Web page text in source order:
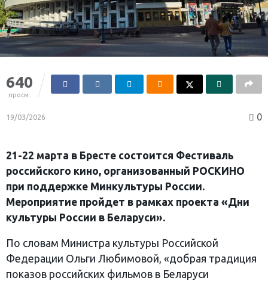
640
просм.
19/03/2026 0
21-22 марта в Бресте состоится Фестиваль
российского кино, организованный РОСКИНО
при поддержке Минкультуры России.
Мероприятие пройдет в рамках проекта «Дни
культуры России в Беларуси».
По словам Министра культуры Российской
Федерации Ольги Любимовой, «добрая традиция
показов российских фильмов в Беларуси